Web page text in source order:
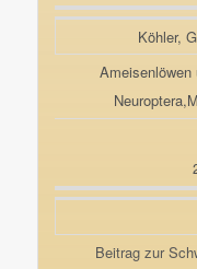
Köhler,
Beitrag zur